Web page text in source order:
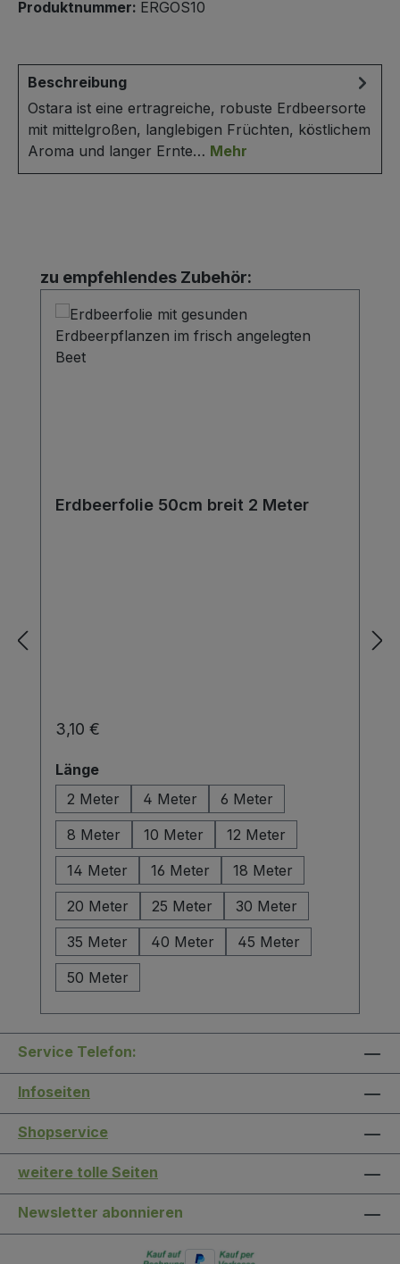
Produktnummer: ERGOS10
Beschreibung
Ostara ist eine ertragreiche, robuste Erdbeersorte
mit mittelgroßen, langlebigen Früchten, köstlichem
Aroma und langer Ernte… Mehr
Produktgalerie überspringen
zu empfehlendes Zubehör:
Erdbeerfolie 50cm breit 2 Meter
Regulärer Preis:
3,10 €
Längeauswählen
2 Meter
4 Meter
6 Meter
8 Meter
10 Meter
12 Meter
14 Meter
16 Meter
18 Meter
20 Meter
25 Meter
30 Meter
35 Meter
40 Meter
45 Meter
50 Meter
Service Telefon:
Infoseiten
Shopservice
weitere tolle Seiten
Newsletter abonnieren